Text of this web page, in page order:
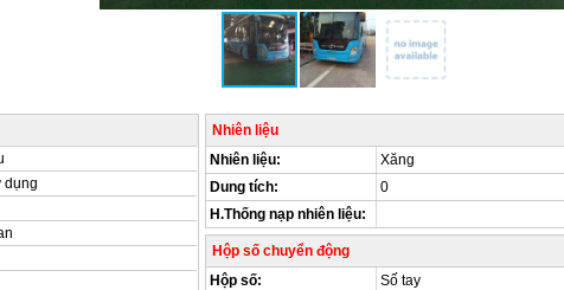
dụng
Nhiên liệu
Nhiên liệu:
Xăng
Dung tích:
0
H.Thống nạp nhiên liệu:
Hộp số chuyển động
Hộp số:
Số tay